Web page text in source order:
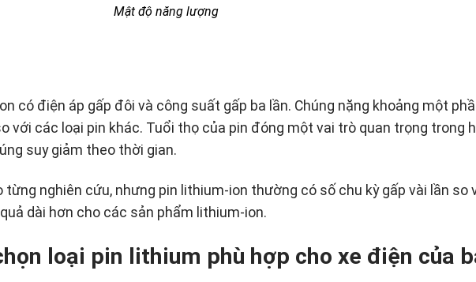
Mật độ năng lượng
có điện áp gấp đôi và công suất gấp ba lần. Chúng nặng khoảng một
với các loại pin khác. Tuổi thọ của pin đóng một vai trò quan trọng trong
suy giảm theo thời gian.
từng nghiên cứu, nhưng pin lithium-ion thường có số chu kỳ gấp vài lần so
dài hơn cho các sản phẩm lithium-ion.
loại pin lithium phù hợp cho xe điện của